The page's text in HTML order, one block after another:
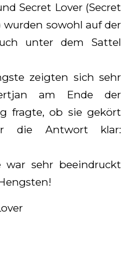
Secret Lover (Secret
wurden sowohl auf der
unter dem Sattel
zeigten sich sehr
am Ende der
fragte, ob sie gekört
die Antwort klar:
war sehr beeindruckt